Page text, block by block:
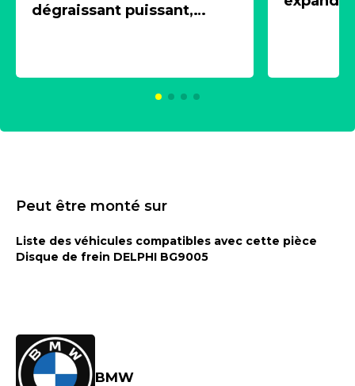
dégraissant puissant,
Peut être monté sur
Liste des véhicules compatibles avec cette pièce
Disque de frein DELPHI BG9005
BMW